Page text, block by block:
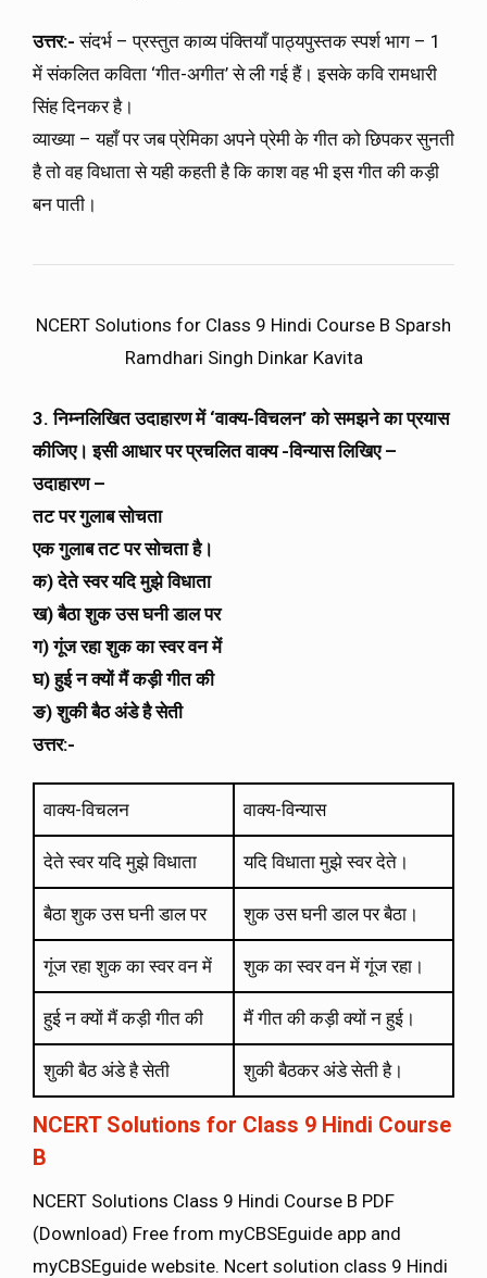
उत्तर:-संदर्भ – प्रस्तुत काव्य पंक्तियाँ पाठ्यपुस्तक स्पर्श भाग – 1
में संकलित कविता ‘गीत-अगीत’ से ली गई हैं। इसके कवि रामधारी
सिंह दिनकर है।
व्याख्या – यहाँ पर जब प्रेमिका अपने प्रेमी के गीत को छिपकर सुनती
है तो वह विधाता से यही कहती है कि काश वह भी इस गीत की कड़ी
बन पाती।
NCERT Solutions for Class 9 Hindi Course B Sparsh
Ramdhari Singh Dinkar Kavita
3. निम्नलिखित उदाहारण में ‘वाक्य-विचलन’ को समझने का प्रयास
कीजिए। इसी आधार पर प्रचलित वाक्य -विन्यास लिखिए –
उदाहारण –
तट पर गुलाब सोचता
एक गुलाब तट पर सोचता है।
क) देते स्वर यदि मुझे विधाता
ख) बैठा शुक उस घनी डाल पर
ग) गूंज रहा शुक का स्वर वन में
घ) हुई न क्यों मैं कड़ी गीत की
ङ) शुकी बैठ अंडे है सेती
उत्तर:-
वाक्य-विचलन वाक्य-विन्यास
देते स्वर यदि मुझे विधाता यदि विधाता मुझे स्वर देते।
बैठा शुक उस घनी डाल पर शुक उस घनी डाल पर बैठा।
गूंज रहा शुक का स्वर वन में शुक का स्वर वन में गूंज रहा।
हुई न क्यों मैं कड़ी गीत की मैं गीत की कड़ी क्यों न हुई।
शुकी बैठ अंडे है सेती शुकी बैठकर अंडे सेती है।
NCERT Solutions for Class 9 Hindi Course
B
NCERT Solutions Class 9 Hindi Course B PDF
(Download) Free from myCBSEguide app and
myCBSEguide website. Ncert solution class 9 Hindi